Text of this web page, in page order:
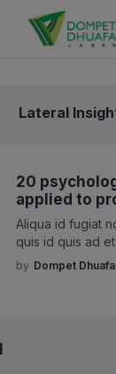
Lateral
20
applied to
Aliqua id fugiat
quis id quis ad
pariatur duis
cillum minim
by Dompet